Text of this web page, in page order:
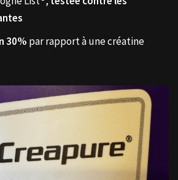
30% par rapport à une créatine